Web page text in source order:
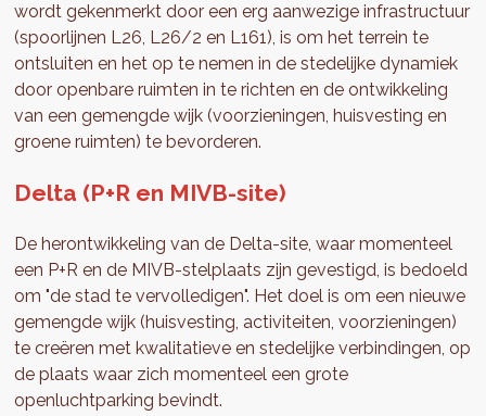
wordt gekenmerkt door een erg aanwezige infrastructuur
(spoorlijnen L26, L26/2 en L161), is om het terrein te
ontsluiten en het op te nemen in de stedelijke dynamiek
door openbare ruimten in te richten en de ontwikkeling
van een gemengde wijk (voorzieningen, huisvesting en
groene ruimten) te bevorderen.
Delta (P+R en MIVB-site)
De herontwikkeling van de Delta-site, waar momenteel
een P+R en de MIVB-stelplaats zijn gevestigd, is bedoeld
om "de stad te vervolledigen". Het doel is om een nieuwe
gemengde wijk (huisvesting, activiteiten, voorzieningen)
te creëren met kwalitatieve en stedelijke verbindingen, op
de plaats waar zich momenteel een grote
openluchtparking bevindt.